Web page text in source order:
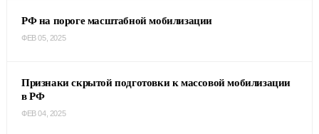
РФ на пороге масштабной мобилизации
ФЕВ 05, 2025
Признаки скрытой подготовки к массовой мобилизации
в РФ
ФЕВ 04, 2025